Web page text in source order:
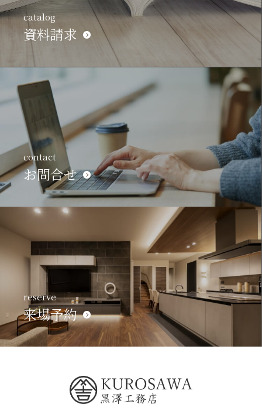
catalog
資料請求
contact
お問合せ
reserve
来場予約